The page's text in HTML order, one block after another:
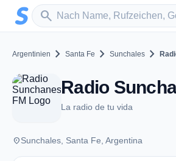
Zum Hauptinhalt springen
search
Sender suchen
Argentinien chevron_right Santa Fe chevron_right Sunchales chevron_right
La radio de tu vida
placeSunchales, Santa Fe, Argentina